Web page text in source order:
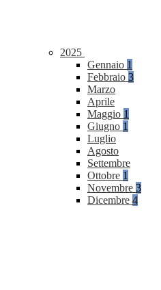
2025
Gennaio 1
Febbraio 3
Marzo
Aprile
Maggio 1
Giugno 1
Luglio
Agosto
Settembre
Ottobre 1
Novembre 3
Dicembre 4